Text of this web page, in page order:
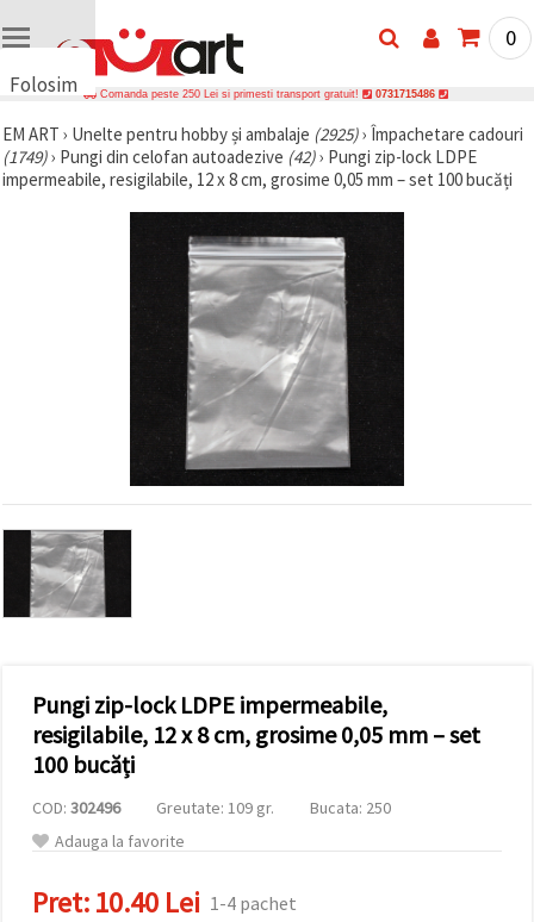
Folosim
uri
🍪 Folosim
cookie-uri
afișa
conținut și
reclame
mai
relevante,
analiză și
marketing.
Puteți fi de
acord să
toate
urile făcând
toate!" Sau
0
Comanda peste 250 Lei si primesti transport gratuit! 0731715486
EM ART › Unelte pentru hobby și ambalaje (2925)› Împachetare cadouri
(1749)› Pungi din celofan autoadezive (42)› Pungi zip-lock LDPE
impermeabile, resigilabile, 12 x 8 cm, grosime 0,05 mm – set 100 bucăți
Pungi zip-lock LDPE impermeabile,
resigilabile, 12 x 8 cm, grosime 0,05 mm – set
100 bucăți
COD: 302496 Greutate: 109 gr.
Bucata: 250
Adauga la favorite
Pret:10.40 Lei 1-4 pachet